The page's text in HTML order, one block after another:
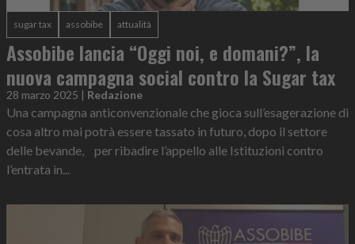
sugar tax assobibe attualità
Assobibe lancia “Oggi noi, e domani?”, la
nuova campagna social contro la Sugar tax
28 marzo 2025 | Redazione
Una campagna anticonvenzionale che gioca sull’esagerazione di
cosa altro mai potrà essere tassato in futuro, dopo il settore
delle bevande, per ribadire l’appello alle Istituzioni contro
l’entrata in...